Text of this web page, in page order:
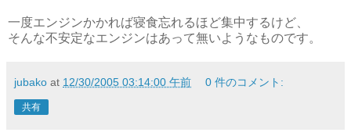
一度エンジンかかれば寝食忘れるほど集中するけど、
そんな不安定なエンジンはあって無いようなものです。
jubako at 12/30/2005 03:14:00 午前 0 件のコメント:
共有